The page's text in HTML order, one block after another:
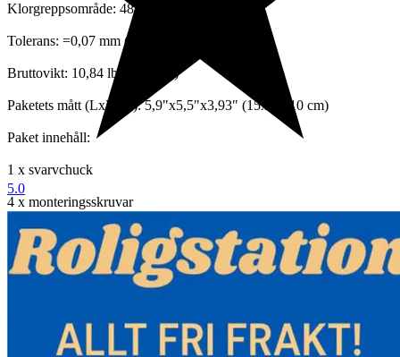
Klorgreppsområde: 48-125 mm (1,89"-4,92")
Tolerans: =0,07 mm (0,003")
Bruttovikt: 10,84 lbs (4,92 kg)
Paketets mått (LxBxH): 5,9"x5,5"x3,93" (15x14x10 cm)
Paket innehåll:
1 x svarvchuck
4 x monteringsskruvar
1 x T skiftnyckel
Funktioner och detaljer:
som har klarat stränga kvalitetstester. Så det är robust och hållbart.
5.0